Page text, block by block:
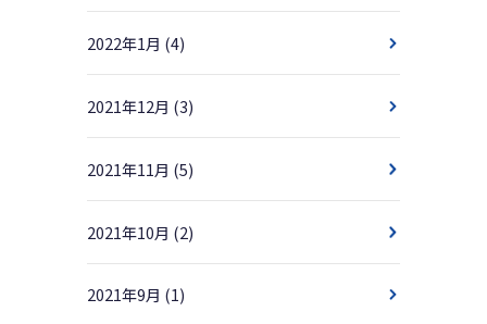
2022年1月 (4)
2021年12月 (3)
2021年11月 (5)
2021年10月 (2)
2021年9月 (1)